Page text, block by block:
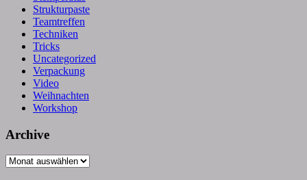
Strukturpaste
Teamtreffen
Techniken
Tricks
Uncategorized
Verpackung
Video
Weihnachten
Workshop
Archive
Archive